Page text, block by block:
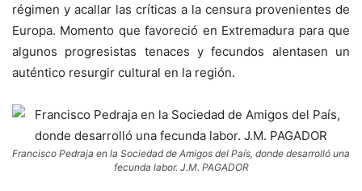
régimen y acallar las críticas a la censura provenientes de
Europa. Momento que favoreció en Extremadura para que
algunos progresistas tenaces y fecundos alentasen un
auténtico resurgir cultural en la región.
Francisco Pedraja en la Sociedad de Amigos del País, donde desarrolló una
fecunda labor. J.M. PAGADOR